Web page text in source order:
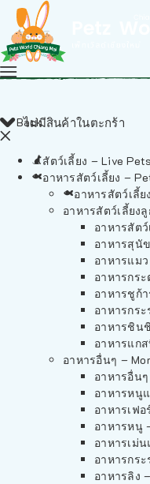
ไม่มีสินค้าในตะกร้า
Back
สัตว์เลี้ยง – Live Pets
อาหารสัตว์เลี้ยง –
อาหารสัตว์เลี้ย
อาหารสัตว์เลี้ยง
อาหารสัต
อาหารสุนั
อาหารแม
อาหารกร
อาหารชูก้
อาหารกร
อาหารชิน
อาหารแก
อาหารอื่นๆ –
อาหารอื่นๆ
อาหารหนู
อาหารเฟอ
อาหารหนู
อาหารเม่
อาหารกร
อาหารลิง